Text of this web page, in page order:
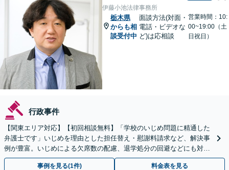
伊藤小池法律事務所
栃木県
からも相
談受付中
面談方法(対面・
電話・ビデオな
ど)は応相談
営業時間：10:
00~19:00（土
日祝日）
行政事件
【関東エリア対応】【初回相談無料】「学校のいじめ問題に精通した
弁護士です」いじめを理由とした担任替え・慰謝料請求など、解決事
例が豊富。いじめによる欠席数の配慮、退学処分の回避などにも対応
可能です【夜間・休日相談可】【完全個室】
事例を見る(1件) 料金表を見る